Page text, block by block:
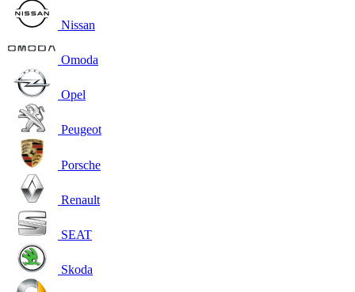
Nissan
Omoda
Opel
Peugeot
Porsche
Renault
SEAT
Skoda